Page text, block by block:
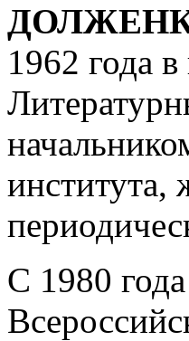
1962 года
института,
С 1980